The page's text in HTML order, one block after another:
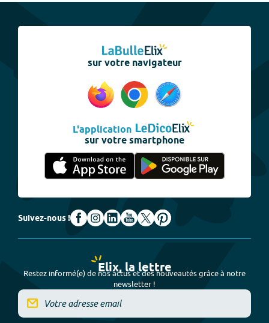
sur votre navigateur
L'application
sur votre smartphone
Suivez-nous !
Elix, la lettre
Restez informé(e) de nos actus et des nouveautés grâce à notre
newsletter !